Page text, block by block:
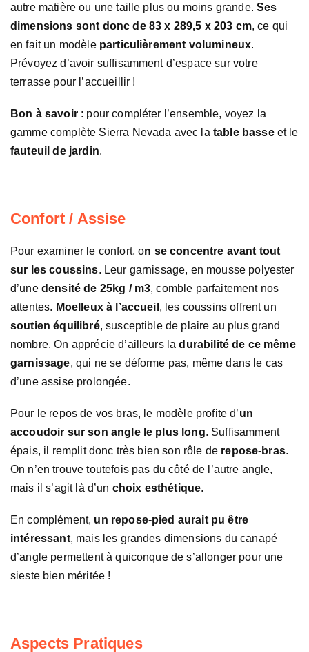
autre matière ou une taille plus ou moins grande.Ses
dimensions sont donc de 83 x 289,5 x 203 cm, ce qui
en fait un modèle particulièrement volumineux.
Prévoyez d’avoir suffisamment d’espace sur votre
terrasse pour l’accueillir !
Bon à savoir: pour compléter l’ensemble, voyez la
gamme complète Sierra Nevada avec la table basseet le
fauteuil de jardin.
Confort / Assise
Pour examiner le confort, on se concentre avant tout
sur les coussins. Leur garnissage, en mousse polyester
d’une densité de 25kg / m3, comble parfaitement nos
attentes. Moelleux à l’accueil , les coussins offrent un
soutien équilibré, susceptible de plaire au plus grand
nombre. On apprécie d’ailleurs ladurabilité de ce même
garnissage, qui ne se déforme pas, même dans le cas
d’une assise prolongée.
Pour le repos de vos bras, le modèle profite d’un
accoudoir sur son angle le plus long. Suffisamment
épais, il remplit donc très bien son rôle de repose-bras.
On n’en trouve toutefois pas du côté de l’autre angle,
mais il s’agit là d’un choix esthétique.
En complément, un repose-pied aurait pu être
intéressant, mais les grandes dimensions du canapé
d’angle permettent à quiconque de s’allonger pour une
sieste bien méritée !
Aspects Pratiques